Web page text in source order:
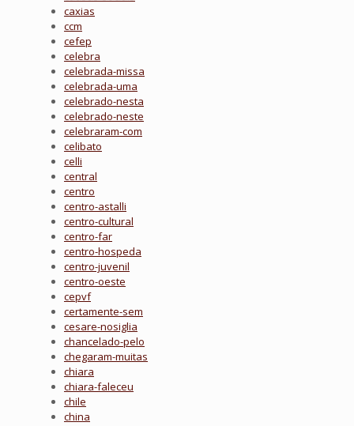
caxias
ccm
cefep
celebra
celebrada-missa
celebrada-uma
celebrado-nesta
celebrado-neste
celebraram-com
celibato
celli
central
centro
centro-astalli
centro-cultural
centro-far
centro-hospeda
centro-juvenil
centro-oeste
cepvf
certamente-sem
cesare-nosiglia
chancelado-pelo
chegaram-muitas
chiara
chiara-faleceu
chile
china